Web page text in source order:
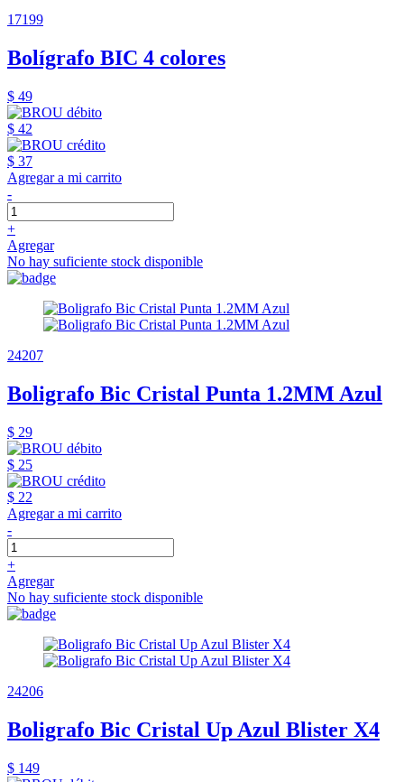
17199
Bolígrafo BIC 4 colores
$ 49
$ 42
$ 37
Agregar a mi carrito
-
+
Agregar
No hay suficiente stock disponible
24207
Boligrafo Bic Cristal Punta 1.2MM Azul
$ 29
$ 25
$ 22
Agregar a mi carrito
-
+
Agregar
No hay suficiente stock disponible
24206
Boligrafo Bic Cristal Up Azul Blister X4
$ 149